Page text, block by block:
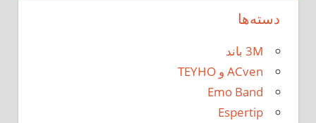
دسته‌ها
3M باند
ACven و TEYHO
Emo Band
Espertip